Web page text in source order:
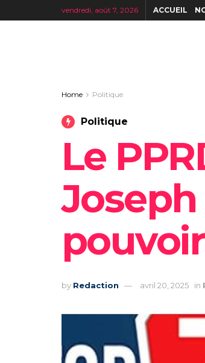
vendredi, août 7, 2026 ACCUEIL
Home Politique
Politique
Le
by Redaction avril 20, 2025 in